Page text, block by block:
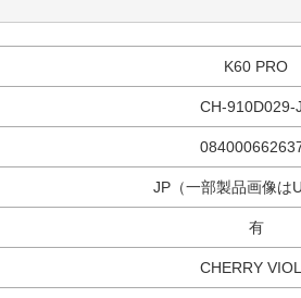
K60 PRO
CH-910D029-
JP（一部製品画像は
有
CHERRY